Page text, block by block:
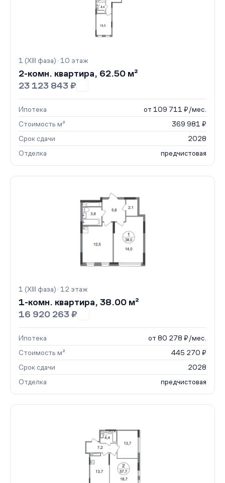
1 (XIII фаза) · 10 этаж
2-комн. квартира, 62.50 м²
23 123 843 ₽
Ипотека
от 109 711 ₽/мес.
Стоимость м²
369 981 ₽
Срок сдачи
2028
Отделка
предчистовая
1 (XIII фаза) · 12 этаж
1-комн. квартира, 38.00 м²
16 920 263 ₽
Ипотека
от 80 278 ₽/мес.
Стоимость м²
445 270 ₽
Срок сдачи
2028
Отделка
предчистовая